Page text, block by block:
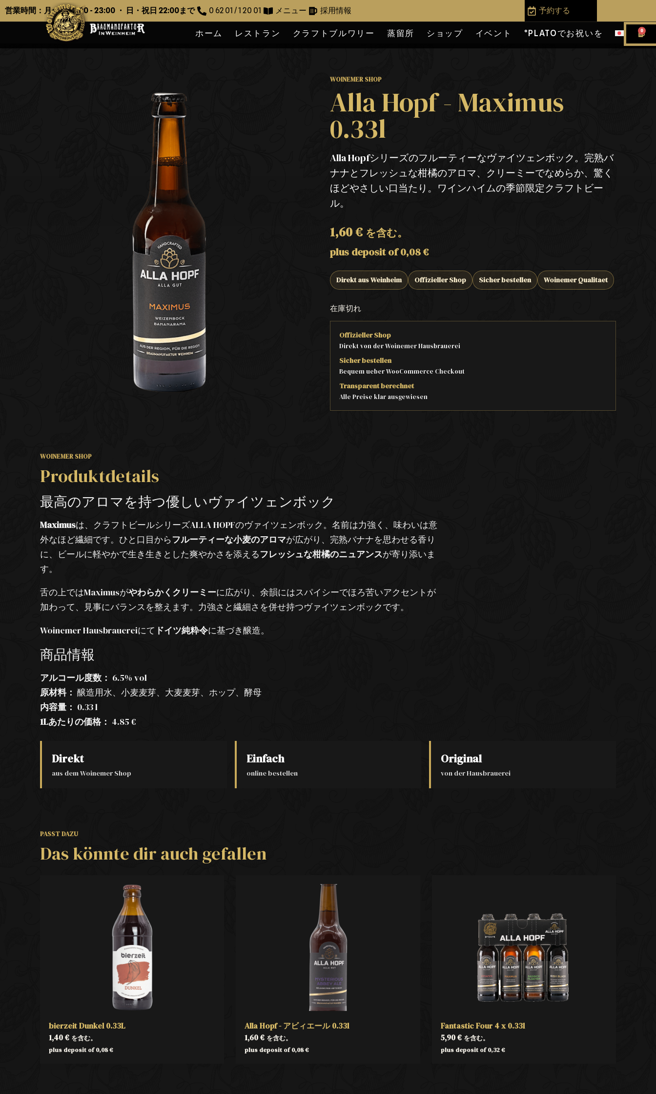
営業時間：月〜土 12:00 - 23:00 ・ 日・祝日 22:00まで 0 62 01 / 1 20 01 メニュー 採用情報 予約する
ホーム レストラン クラフトブルワリー 蒸留所 ショップ イベント °PLATOでお祝いを 0
WOINEMER SHOP
Alla Hopf - Maximus
0.33l
Alla Hopfシリーズのフルーティーなヴァイツェンボック。完熟バ
ナナとフレッシュな柑橘のアロマ、クリーミーでなめらか、驚く
ほどやさしい口当たり。ワインハイムの季節限定クラフトビー
ル。
1,60€ を含む。
plus deposit of0,08€
Direkt aus Weinheim Offizieller Shop Sicher bestellen Woinemer Qualitaet
在庫切れ
Offizieller Shop
Direkt von der Woinemer Hausbrauerei
Sicher bestellen
Bequem ueber WooCommerce Checkout
Transparent berechnet
Alle Preise klar ausgewiesen
WOINEMER SHOP
Produktdetails
最高のアロマを持つ優しいヴァイツェンボック
Maximusは、クラフトビールシリーズALLA HOPFのヴァイツェンボック。名前は力強く、味わいは意
外なほど繊細です。ひと口目からフルーティーな小麦のアロマが広がり、完熟バナナを思わせる香り
に、ビールに軽やかで生き生きとした爽やかさを添えるフレッシュな柑橘のニュアンスが寄り添いま
す。
舌の上ではMaximusがやわらかくクリーミーに広がり、余韻にはスパイシーでほろ苦いアクセントが
加わって、見事にバランスを整えます。力強さと繊細さを併せ持つヴァイツェンボックです。
Woinemer Hausbrauereiにて ドイツ純粋令に基づき醸造。
商品情報
アルコール度数： 6.5% vol
原材料： 醸造用水、小麦麦芽、大麦麦芽、ホップ、酵母
内容量： 0.33 l
1Lあたりの価格： 4.85 €
Direkt
aus dem Woinemer Shop
Einfach
online bestellen
Original
von der Hausbrauerei
PASST DAZU
Das könnte dir auch gefallen
bierzeit Dunkel 0.33L
1,40€ を含む。
plus deposit of0,08€
Alla Hopf - アビィエール 0.33l
1,60€ を含む。
plus deposit of0,08€
Fantastic Four 4 x 0.33l
5,90€ を含む。
plus deposit of0,32€